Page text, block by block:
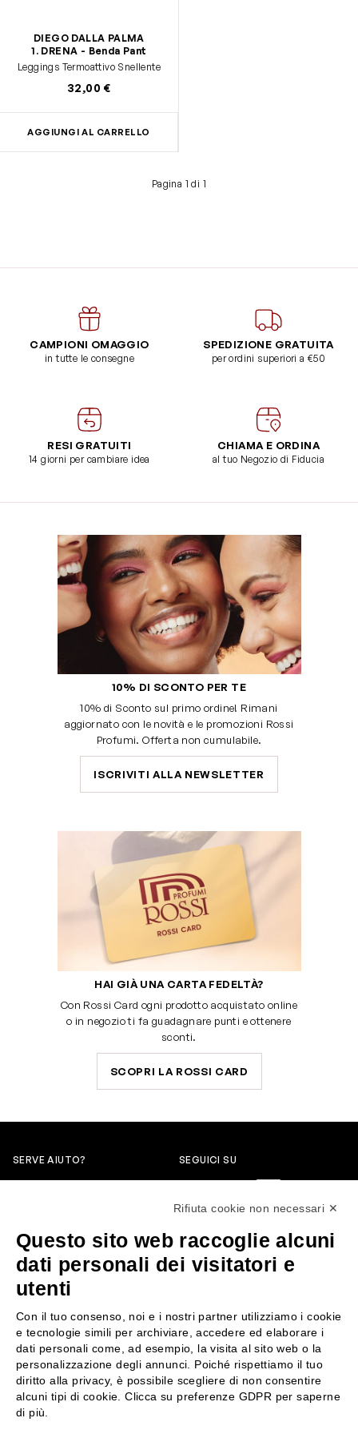
DIEGO DALLA PALMA
1. DRENA - Benda Pant
Leggings Termoattivo Snellente
32,00 €
AGGIUNGI AL CARRELLO
Pagina 1 di 1
CAMPIONI OMAGGIO
in tutte le consegne
SPEDIZIONE GRATUITA
per ordini superiori a €50
RESI GRATUITI
14 giorni per cambiare idea
CHIAMA E ORDINA
al tuo Negozio di Fiducia
10% DI SCONTO PER TE
10% di Sconto sul primo ordine! Rimani
aggiornato con le novità e le promozioni Rossi
Profumi. Offerta non cumulabile.
ISCRIVITI ALLA NEWSLETTER
HAI GIÀ UNA CARTA FEDELTÀ?
Con Rossi Card ogni prodotto acquistato online
o in negozio ti fa guadagnare punti e ottenere
sconti.
SCOPRI LA ROSSI CARD
SERVE AIUTO?
servizioclienti@rossiprofumi.it
SEGUICI SU
SERVIZIO CLIENTI
Resi e rimborsi
Pagamenti
Spedizione
Condizioni generali di vendita
Privacy Policy
Chi siamo
Contattaci
Negozi
Attiva la Rossi Card
Rifiuta cookie non necessari ✕
Questo sito web raccoglie alcuni
dati personali dei visitatori e
utenti
Con il tuo consenso, noi e i nostri partner utilizziamo i cookie
e tecnologie simili per archiviare, accedere ed elaborare i
dati personali come, ad esempio, la visita al sito web o la
personalizzazione degli annunci. Poiché rispettiamo il tuo
diritto alla privacy, è possibile scegliere di non consentire
alcuni tipi di cookie. Clicca su preferenze GDPR per saperne
di più.